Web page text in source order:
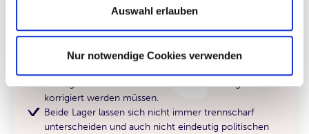
Auswahl erlauben
Nur notwendige Cookies verwenden
Eine Gruppe geht davon aus, dass
gewünschten Ergebnissen führen, während andere
der Überzeugung sind, dass der Markt sehr häufig
erzeugt und diese dann durch staatliche Eingriffe
korrigiert werden müssen.
Beide Lager lassen sich nicht immer trennscharf
unterscheiden und auch nicht eindeutig politischen